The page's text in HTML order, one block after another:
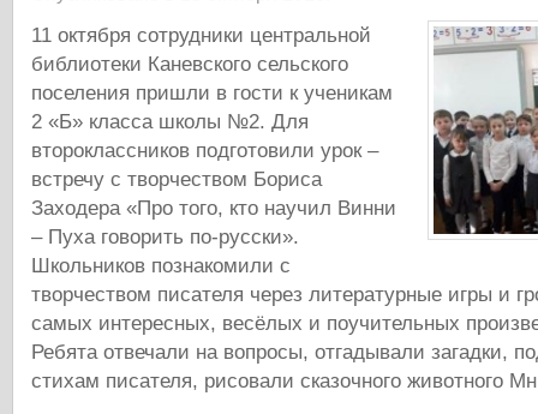
11 октября сотрудники центральной
библиотеки Каневского сельского
поселения пришли в гости к ученикам
2 «Б» класса школы №2. Для
второклассников подготовили урок –
встречу с творчеством Бориса
Заходера «Про того, кто научил Винни
– Пуха говорить по-русски».
Школьников познакомили с
творчеством писателя через литературные игры и
самых интересных, весёлых и поучительных
Ребята отвечали на вопросы, отгадывали загадки,
стихам писателя, рисовали сказочного животного